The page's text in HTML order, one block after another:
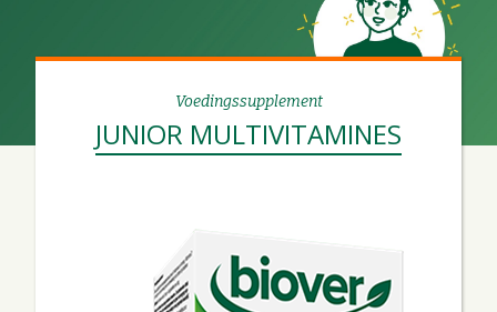
Voedingssupplement
JUNIOR MULTIVITAMINES